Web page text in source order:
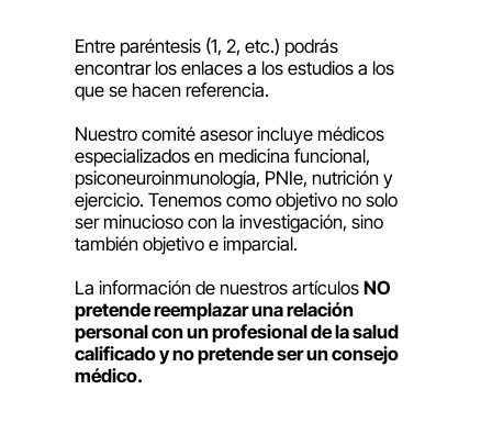
Entre paréntesis (1, 2, etc.) podrás
encontrar los enlaces a los estudios a los
que se hacen referencia.
Nuestro comité asesor incluye médicos
especializados en medicina funcional,
psiconeuroinmunología, PNIe, nutrición y
ejercicio. Tenemos como objetivo no solo
ser minucioso con la investigación, sino
también objetivo e imparcial.
La información de nuestros artículos NO
pretende reemplazar una relación
personal con un profesional de la salud
calificado y no pretende ser un consejo
médico.